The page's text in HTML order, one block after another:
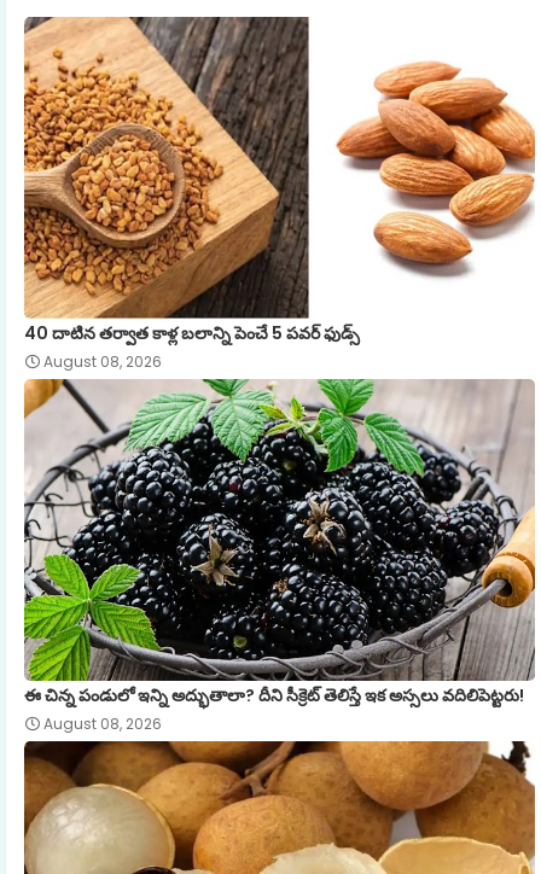
40 దాటిన తర్వాత కాళ్ల బలాన్ని పెంచే 5 పవర్ ఫుడ్స్
August 08, 2026
ఈ చిన్న పండులో ఇన్ని అద్భుతాలా? దీని సీక్రెట్ తెలిస్తే ఇక అస్సలు వదిలిపెట్టరు!
August 08, 2026